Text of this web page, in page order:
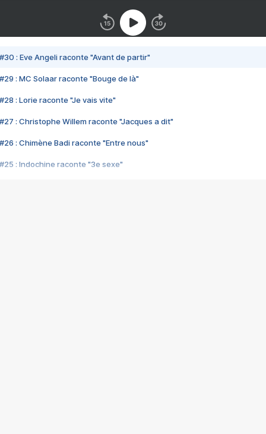
#30 : Eve Angeli raconte "Avant de partir"
#29 : MC Solaar raconte "Bouge de là"
#28 : Lorie raconte "Je vais vite"
#27 : Christophe Willem raconte "Jacques a dit"
#26 : Chimène Badi raconte "Entre nous"
#25 : Indochine raconte "3e sexe"